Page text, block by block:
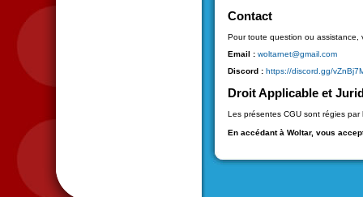
Contact
Pour toute question ou assistance,
Email : woltarnet@gmail.com
Discord : https://discord.gg/
Droit Applicable et
Les présentes CGU sont régies par
En accédant à Woltar, vous